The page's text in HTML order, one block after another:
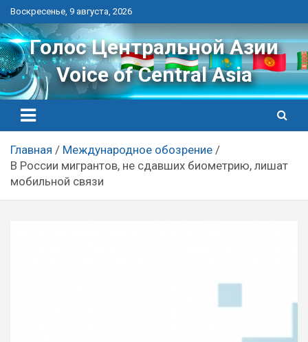
Перейти
к
контенту
Воскресенье, 9 августа, 2026
Голос Центральной Азии
Voice of Central Asia
Главная
Международное обозрение
В России мигрантов, не сдавших биометрию, лишат
мобильной связи